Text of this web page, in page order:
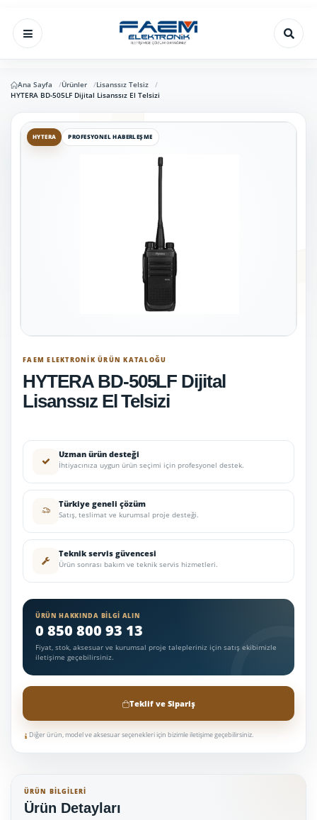
Ana Sayfa Ürünler
Lisanssız Telsiz
HYTERA BD-505LF Dijital Lisanssız El Telsizi
HYTERA PROFESYONEL HABERLEŞME
FAEM ELEKTRONIK ÜRÜN KATALOĞU
HYTERA BD-505LF Dijital
Lisanssız El Telsizi
Uzman ürün desteği
İhtiyacınıza uygun ürün seçimi için profesyonel destek.
Türkiye geneli çözüm
Satış, teslimat ve kurumsal proje desteği.
Teknik servis güvencesi
Ürün sonrası bakım ve teknik servis hizmetleri.
ÜRÜN HAKKINDA BILGI ALIN
0 850 800 93 13
Fiyat, stok, aksesuar ve kurumsal proje talepleriniz için satış ekibimizle
iletişime geçebilirsiniz.
Teklif ve Sipariş
Diğer ürün, model ve aksesuar seçenekleri için bizimle iletişime geçebilirsiniz.
ÜRÜN BILGILERI
Ürün Detayları